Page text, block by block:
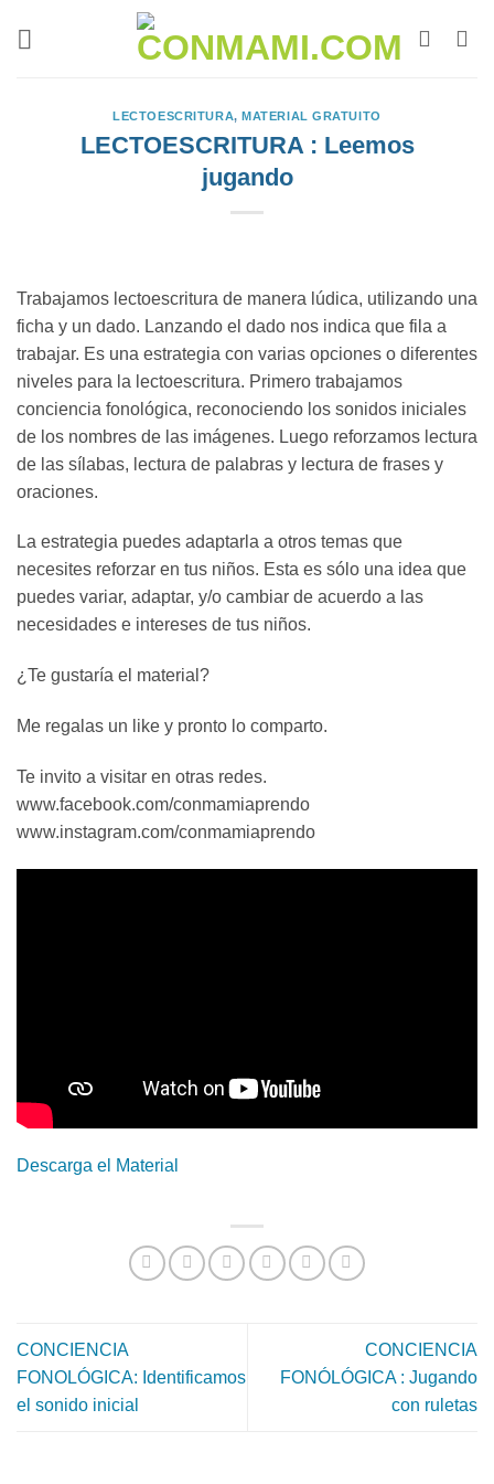
LECTOESCRITURA,MATERIAL GRATUITO
LECTOESCRITURA : Leemos
jugando
Trabajamos lectoescritura de manera lúdica, utilizando una
ficha y un dado. Lanzando el dado nos indica que fila a
trabajar. Es una estrategia con varias opciones o diferentes
niveles para la lectoescritura. Primero trabajamos
conciencia fonológica, reconociendo los sonidos iniciales
de los nombres de las imágenes. Luego reforzamos lectura
de las sílabas, lectura de palabras y lectura de frases y
oraciones.
La estrategia puedes adaptarla a otros temas que
necesites reforzar en tus niños. Esta es sólo una idea que
puedes variar, adaptar, y/o cambiar de acuerdo a las
necesidades e intereses de tus niños.
¿Te gustaría el material?
Me regalas un like y pronto lo comparto.
Te invito a visitar en otras redes.
www.facebook.com/conmamiaprendo
www.instagram.com/conmamiaprendo
Descarga el Material
CONCIENCIA
FONOLÓGICA: Identificamos
el sonido inicial
CONCIENCIA
FONÓLÓGICA : Jugando
con ruletas